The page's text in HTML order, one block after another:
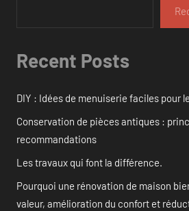
Recent Posts
DIY : Idées de menuiserie faciles pour
Conservation de pièces antiques :
recommandations
Les travaux qui font la différence.
Pourquoi une rénovation de maison
valeur, amélioration du confort et